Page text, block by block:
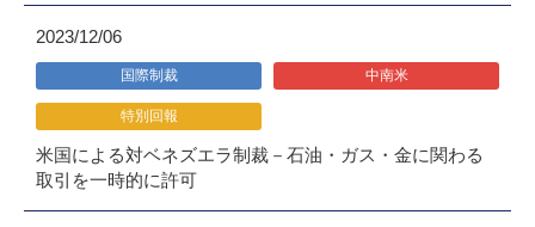
2023/12/06
国際制裁 中南米
特別回報
米国による対ベネズエラ制裁－石油・ガス・金に関わる
取引を一時的に許可